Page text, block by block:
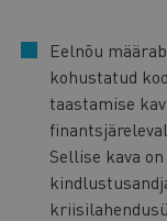
Eelnõu
kohustatud
taastamise
Sellise kava